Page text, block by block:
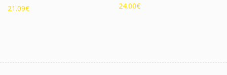
21.09€
24.00€